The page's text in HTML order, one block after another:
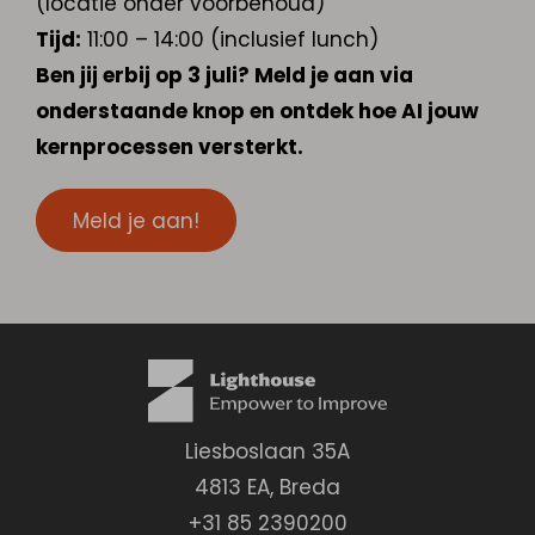
Tijd: 11:00 – 14:00 (inclusief lunch)
Ben jij erbij op 3 juli? Meld je aan via
onderstaande knop en ontdek hoe AI jouw
kernprocessen versterkt.
Meld je aan!
Liesboslaan 35A
4813 EA, Breda
+31 85 2390200